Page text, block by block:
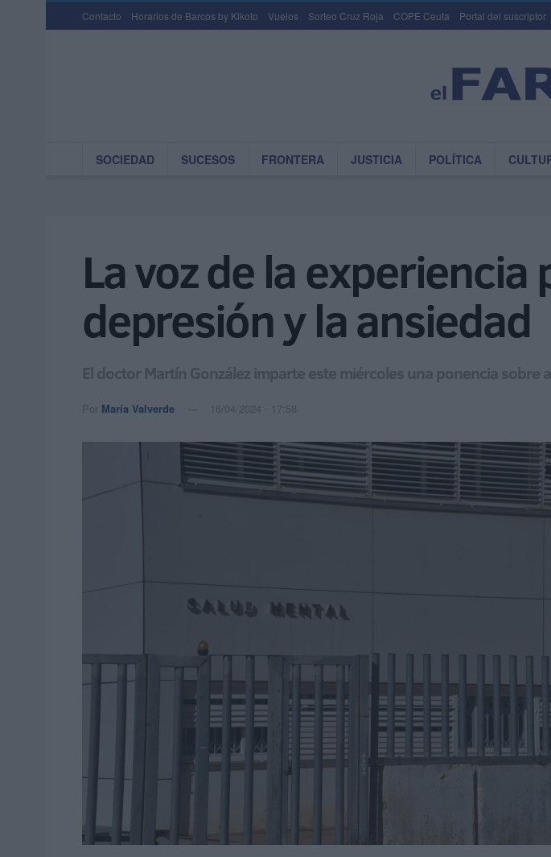
Contacto Horarios de Barcos by Kikoto Vuelos Sorteo Cruz Roja COPE Ceuta Portal del suscriptor
SOCIEDAD SUCESOS FRONTERA JUSTICIA POLÍTICA
La voz de la
depresión y la ansiedad
El doctor Martín González imparte este miércoles una ponencia sobre
Por María Valverde 16/04/2024 - 17:58